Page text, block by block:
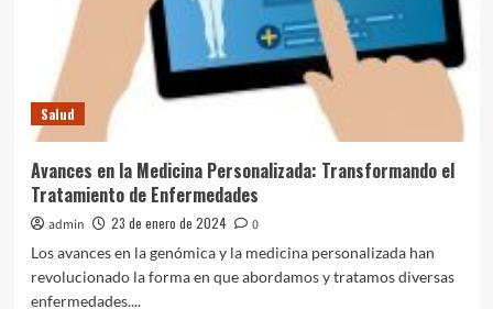
Transformando
Salud
Avances en la Medicina Personalizada: Transformando el
Tratamiento de Enfermedades
admin 23 de enero de 2024
0
Los avances en la genómica y la medicina personalizada han
revolucionado la forma en que abordamos y tratamos diversas
enfermedades....